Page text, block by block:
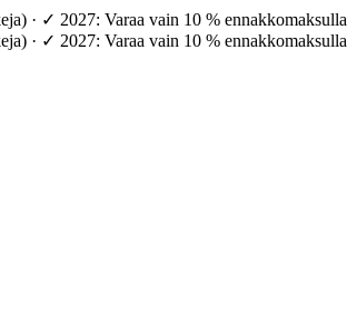
· ✓ 2027: Varaa vain 10 % ennakkomaksulla
· ✓ 2027: Varaa vain 10 % ennakkomaksulla